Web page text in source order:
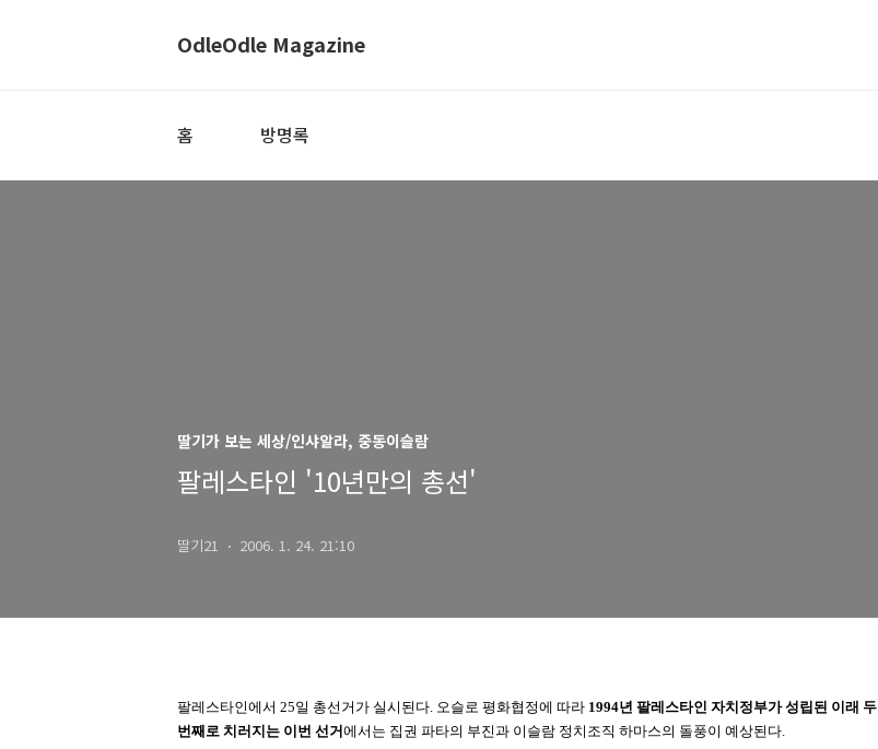
OdleOdle Magazine
홈 방명록
딸기가 보는 세상/인샤알라, 중동이슬람
팔레스타인 '10년만의 총선'
딸기21 2006. 1. 24. 21:10
팔레스타인에서 25일 총선거가 실시된다. 오슬로 평화협정에 따라 1994년 팔레스타인 자치정부가 성립된 이래 두
번째로 치러지는 이번 선거 에서는 집권 파타의 부진과 이슬람 정치조직 하마스의 돌풍이 예상된다.